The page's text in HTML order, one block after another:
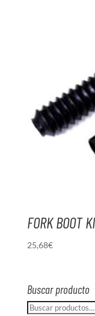
FORK BOOT
25,68€
Buscar producto
Buscar